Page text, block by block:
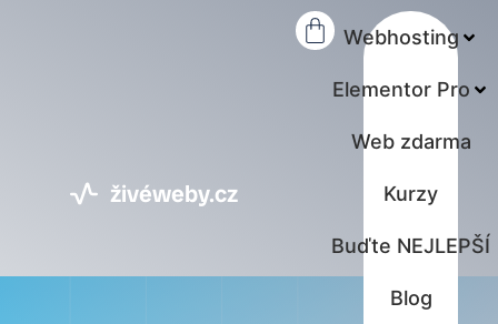
živéweby.cz
Webhosting
Elementor Pro
Web zdarma
Kurzy
Buďte NEJLEPŠÍ
Blog